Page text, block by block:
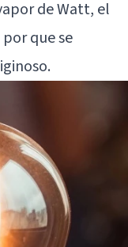
de Watt, el
que se